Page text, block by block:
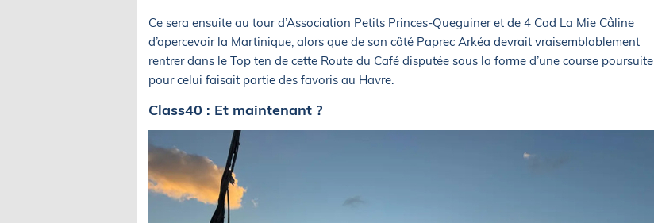
Ce sera ensuite au tour d’Association Petits Princes-Queguiner et de 4 Cad La Mie Câline
d’apercevoir la Martinique, alors que de son côté Paprec Arkéa devrait vraisemblablement
rentrer dans le Top ten de cette Route du Café disputée sous la forme d’une course poursuite
pour celui faisait partie des favoris au Havre.
Class40 : Et maintenant ?